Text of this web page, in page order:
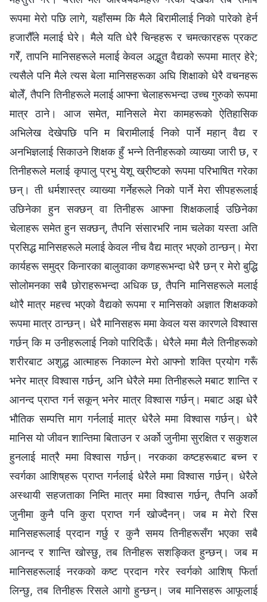
रूपमा मेरो पछि लागे, यहाँसम्‍म कि मैले बिरामीलाई निको पारेको हेर्न
हजारौँले मलाई घेरे। मैले यति धेरै चिन्हहरू र चमत्कारहरू प्रकट
गरेँ, तापनि मानिसहरूले मलाई केवल अद्भुत वैद्यको रूपमा मात्र हेरे;
त्यसैले पनि मैले त्यस बेला मानिसहरूका अघि शिक्षाको धेरै वचनहरू
बोलेँ, तैपनि तिनीहरूले मलाई आफ्ना चेलाहरूभन्दा उच्च गुरुको रूपमा
मात्र ठाने। आज समेत, मानिसले मेरा कामहरूको ऐतिहासिक
अभिलेख देखेपछि पनि म बिरामीलाई निको पार्ने महान्‌ वैद्य र
अनभिज्ञलाई सिकाउने शिक्षक हुँ भन्‍ने तिनीहरूको व्याख्या जारी छ, र
तिनीहरूले मलाई कृपालु प्रभु येशू ख्रीष्टको रूपमा परिभाषित गरेका
छन्। ती धर्मशास्‍त्र व्याख्या गर्नेहरूले निको पार्ने मेरा सीपहरूलाई
उछिनेका हुन सक्छन् वा तिनीहरू आफ्‍ना शिक्षकलाई उछिनेका
चेलाहरू समेत हुन सक्छन्, तैपनि संसारभरि नाम चलेका यस्ता अति
प्रसिद्ध मानिसहरूले मलाई केवल नीच वैद्य मात्र भएको ठान्छन्। मेरा
कार्यहरू समुद्र किनारका बालुवाका कणहरूभन्दा धेरै छन् र मेरो बुद्धि
सोलोमनका सबै छोराहरूभन्दा अधिक छ, तैपनि मानिसहरूले मलाई
थोरै मात्र महत्त्व भएको वैद्यको रूपमा र मानिसको अज्ञात शिक्षकको
रूपमा मात्र ठान्छन्। धेरै मानिसहरू ममा केवल यस कारणले विश्वास
गर्छन् कि म उनीहरूलाई निको पारिदिऊँ। धेरैले ममा मैले तिनीहरूको
शरीरबाट अशुद्ध आत्माहरू निकाल्न मेरो आफ्नो शक्ति प्रयोग गरूँ
भनेर मात्र विश्वास गर्छन्, अनि धेरैले ममा तिनीहरूले मबाट शान्ति र
आनन्द प्राप्‍त गर्न सकून्‌ भनेर मात्र विश्‍वास गर्छन्। मबाट अझ धेरै
भौतिक सम्पत्ति माग गर्नलाई मात्र धेरैले ममा विश्‍वास गर्छन्। धेरै
मानिस यो जीवन शान्तिमा बिताउन र अर्को जुनीमा सुरक्षित र सकुशल
हुनलाई मात्रै ममा विश्‍वास गर्छन्। नरकका कष्टहरूबाट बच्न र
स्वर्गका आशिष्‌हरू प्राप्‍त गर्नलाई धेरैले ममा विश्‍वास गर्छन्। धेरैले
अस्थायी सहजताका निम्ति मात्र ममा विश्‍वास गर्छन्, तैपनि अर्को
जुनीमा कुनै पनि कुरा प्राप्‍त गर्न खोज्दैनन्। जब म मेरो रिस
मानिसहरूलाई प्रदान गर्छु र कुनै समय तिनीहरूसँग भएका सबै
आनन्द र शान्ति खोस्छु, तब तिनीहरू सशङ्कित हुन्छन्। जब म
मानिसहरूलाई नरकको कष्ट प्रदान गरेर स्वर्गको आशिष्‌ फिर्ता
लिन्छु, तब तिनीहरू रिसले आगो हुन्छन्। जब मानिसहरू आफूलाई